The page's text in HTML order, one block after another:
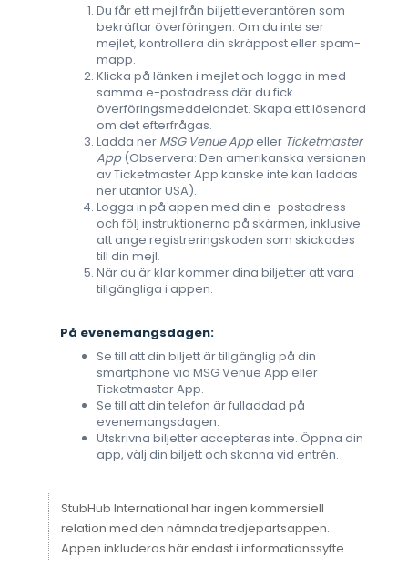
Du får ett mejl från biljettleverantören som
bekräftar överföringen. Om du inte ser
mejlet, kontrollera din skräppost eller spam-
mapp.
Klicka på länken i mejlet och logga in med
samma e-postadress där du fick
överföringsmeddelandet. Skapa ett lösenord
om det efterfrågas.
Ladda ner MSG Venue Appeller Ticketmaster
App(Observera: Den amerikanska versionen
av Ticketmaster App kanske inte kan laddas
ner utanför USA).
Logga in på appen med din e-postadress
och följ instruktionerna på skärmen, inklusive
att ange registreringskoden som skickades
till din mejl.
När du är klar kommer dina biljetter att vara
tillgängliga i appen.
På evenemangsdagen:
Se till att din biljett är tillgänglig på din
smartphone via MSG Venue App eller
Ticketmaster App.
Se till att din telefon är fulladdad på
evenemangsdagen.
Utskrivna biljetter accepteras inte. Öppna din
app, välj din biljett och skanna vid entrén.
StubHub International har ingen kommersiell
relation med den nämnda tredjepartsappen.
Appen inkluderas här endast i informationssyfte.